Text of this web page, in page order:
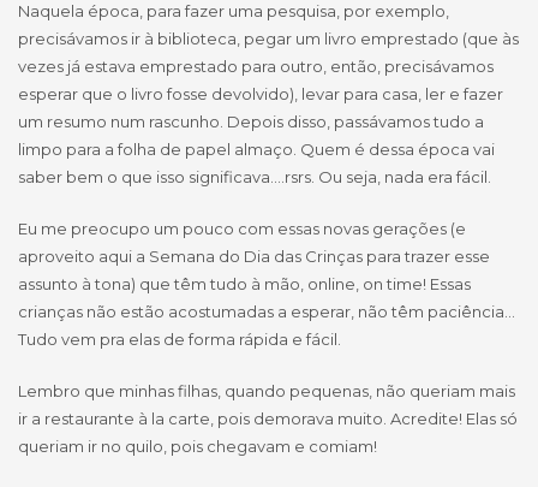
Naquela época, para fazer uma pesquisa, por exemplo,
precisávamos ir à biblioteca, pegar um livro emprestado (que às
vezes já estava emprestado para outro, então, precisávamos
esperar que o livro fosse devolvido), levar para casa, ler e fazer
um resumo num rascunho. Depois disso, passávamos tudo a
limpo para a folha de papel almaço. Quem é dessa época vai
saber bem o que isso significava….rsrs. Ou seja, nada era fácil.
Eu me preocupo um pouco com essas novas gerações (e
aproveito aqui a Semana do Dia das Crinças para trazer esse
assunto à tona) que têm tudo à mão, online, on time! Essas
crianças não estão acostumadas a esperar, não têm paciência…
Tudo vem pra elas de forma rápida e fácil.
Lembro que minhas filhas, quando pequenas, não queriam mais
ir a restaurante à la carte, pois demorava muito. Acredite! Elas só
queriam ir no quilo, pois chegavam e comiam!